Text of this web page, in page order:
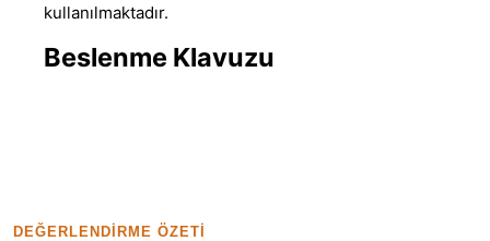
kullanılmaktadır.
Beslenme Klavuzu
DEĞERLENDIRME ÖZETI